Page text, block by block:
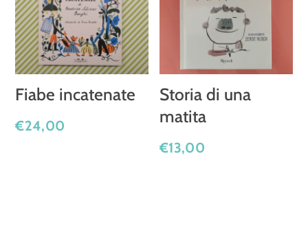
Fiabe incatenate
€24,00
Storia di una
matita
€13,00